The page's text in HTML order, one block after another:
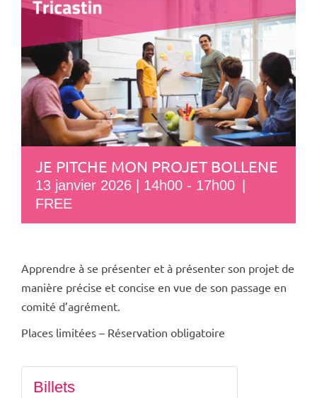
JE PITCHE MON PROJET BOLLENE
13 janvier 2026 | 14h00 - 17h00
FREE
Apprendre à se présenter et à présenter son projet de
manière précise et concise en vue de son passage en
comité d’agrément.
Places limitées – Réservation obligatoire
Billets